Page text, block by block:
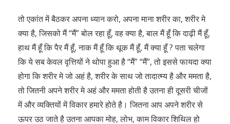
तो एकांत में बैठकर अपना ध्यान करो, अपना माना शरीर का, शरीर मे
क्या है, जिसको मैं “मैं” बोल रहा हूँ, वह क्या है, बाल मैं हूँ कि दाढ़ी मैं हूँ,
हाथ मैं हूँ कि पैर मैं हूँ, नाक मैं हूँ कि थूक मैं हूँ, मैं क्या हूँ ? पता चलेगा
कि ये सब केवल वृत्तियों ने थोपा हुआ है “मैं” “मैं”, तो इससे फायदा क्या
होगा कि शरीर मे जो अहं है, शरीर के साथ जो तादात्म्य है और ममता है,
तो जितनी अपने शरीर मे अहं और ममता होती है उतना ही दूसरी चीजों
में और व्यक्तियों में विकार हमारे होते है। जितना आप अपने शरीर से
ऊपर उठ जाते है उतना आपका मोह, लोभ, काम विकार शिथिल हो